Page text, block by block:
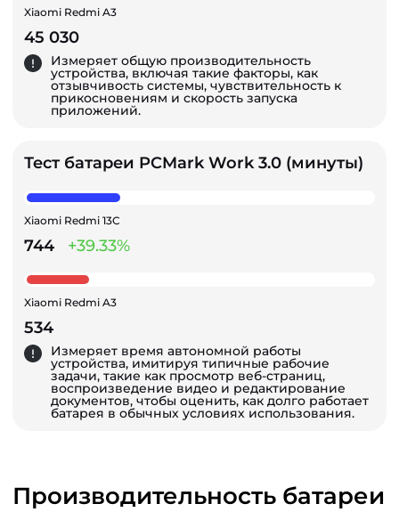
Xiaomi Redmi A3
45 030
Измеряет общую производительность
устройства, включая такие факторы, как
отзывчивость системы, чувствительность к
прикосновениям и скорость запуска
приложений.
Тест батареи PCMark Work 3.0 (минуты)
Xiaomi Redmi 13C
744 +39.33%
Xiaomi Redmi A3
534
Измеряет время автономной работы
устройства, имитируя типичные рабочие
задачи, такие как просмотр веб-страниц,
воспроизведение видео и редактирование
документов, чтобы оценить, как долго работает
батарея в обычных условиях использования.
Производительность батареи